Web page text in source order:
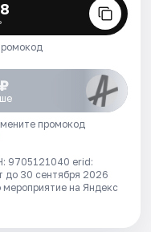
промокод
9705121040 erid:
до 30 сентября 2026
на Яндекс